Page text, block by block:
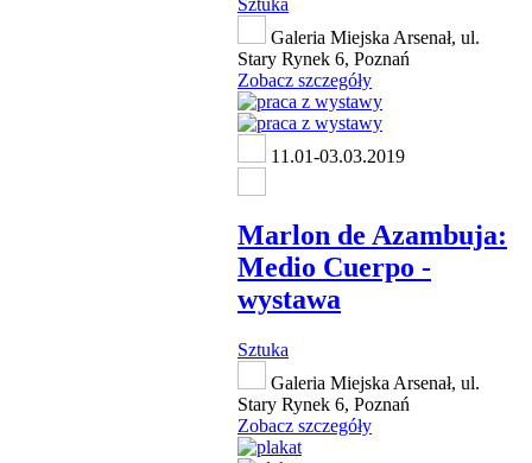
Sztuka
Galeria Miejska Arsenał, ul.
Stary Rynek 6, Poznań
Zobacz szczegóły
11.01-03.03.2019
Marlon de Azambuja:
Medio Cuerpo -
wystawa
Sztuka
Galeria Miejska Arsenał, ul.
Stary Rynek 6, Poznań
Zobacz szczegóły